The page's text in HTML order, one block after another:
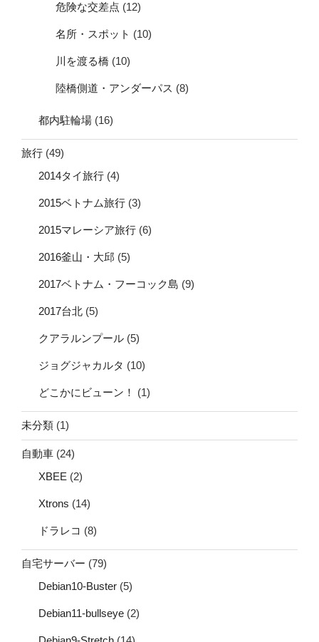
危険な交差点 (12)
名所・スポット (10)
川を渡る橋 (10)
陸橋側道・アンダーパス (8)
都内駐輪場 (16)
旅行 (49)
2014タイ旅行 (4)
2015ベトナム旅行 (3)
2015マレーシア旅行 (6)
2016釜山・大邱 (5)
2017ベトナム・フーコック島 (9)
2017台北 (5)
クアラルンプール (5)
ジョグジャカルタ (10)
どこかにビューン！ (1)
未分類 (1)
自動車 (24)
XBEE (2)
Xtrons (14)
ドラレコ (8)
自宅サーバー (79)
Debian10-Buster (5)
Debian11-bullseye (2)